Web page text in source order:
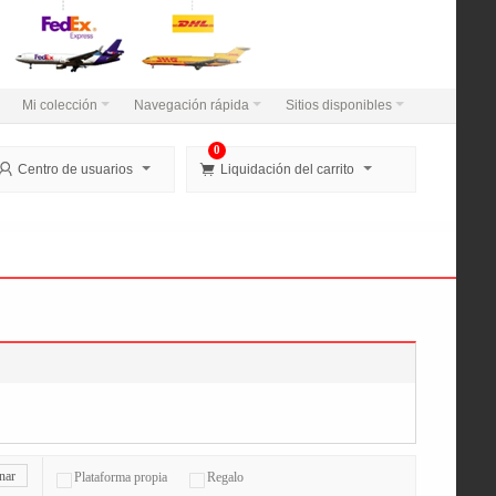
Mi colección Navegación rápida Sitios disponibles
 Centro de usuarios  Liquidación del carrito
0
Plataforma propia Regalo